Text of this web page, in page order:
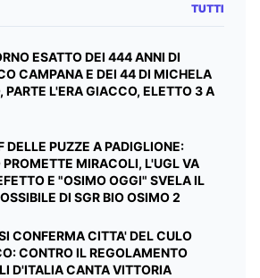
TUTTI
ESATTO DEI 444 ANNI DI
CAMPANA E DEI 44 DI MICHELA
PARTE L'ERA GIACCO, ELETTO 3 A
DELLE PUZZE A PADIGLIONE:
PROMETTE MIRACOLI, L'UGL VA
E "OSIMO OGGI" SVELA IL
DI SGR BIO OSIMO 2
CONFERMA CITTA' DEL CULO
CONTRO IL REGOLAMENTO
D'ITALIA CANTA VITTORIA